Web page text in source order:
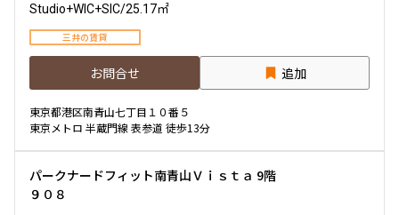
Studio+WIC+SIC/25.17㎡
三井の賃貸
お問合せ 追加
東京都港区南青山七丁目１０番５
東京メトロ 半蔵門線 表参道 徒歩13分
パークナードフィット南青山Ｖｉｓｔａ 9階
９０８